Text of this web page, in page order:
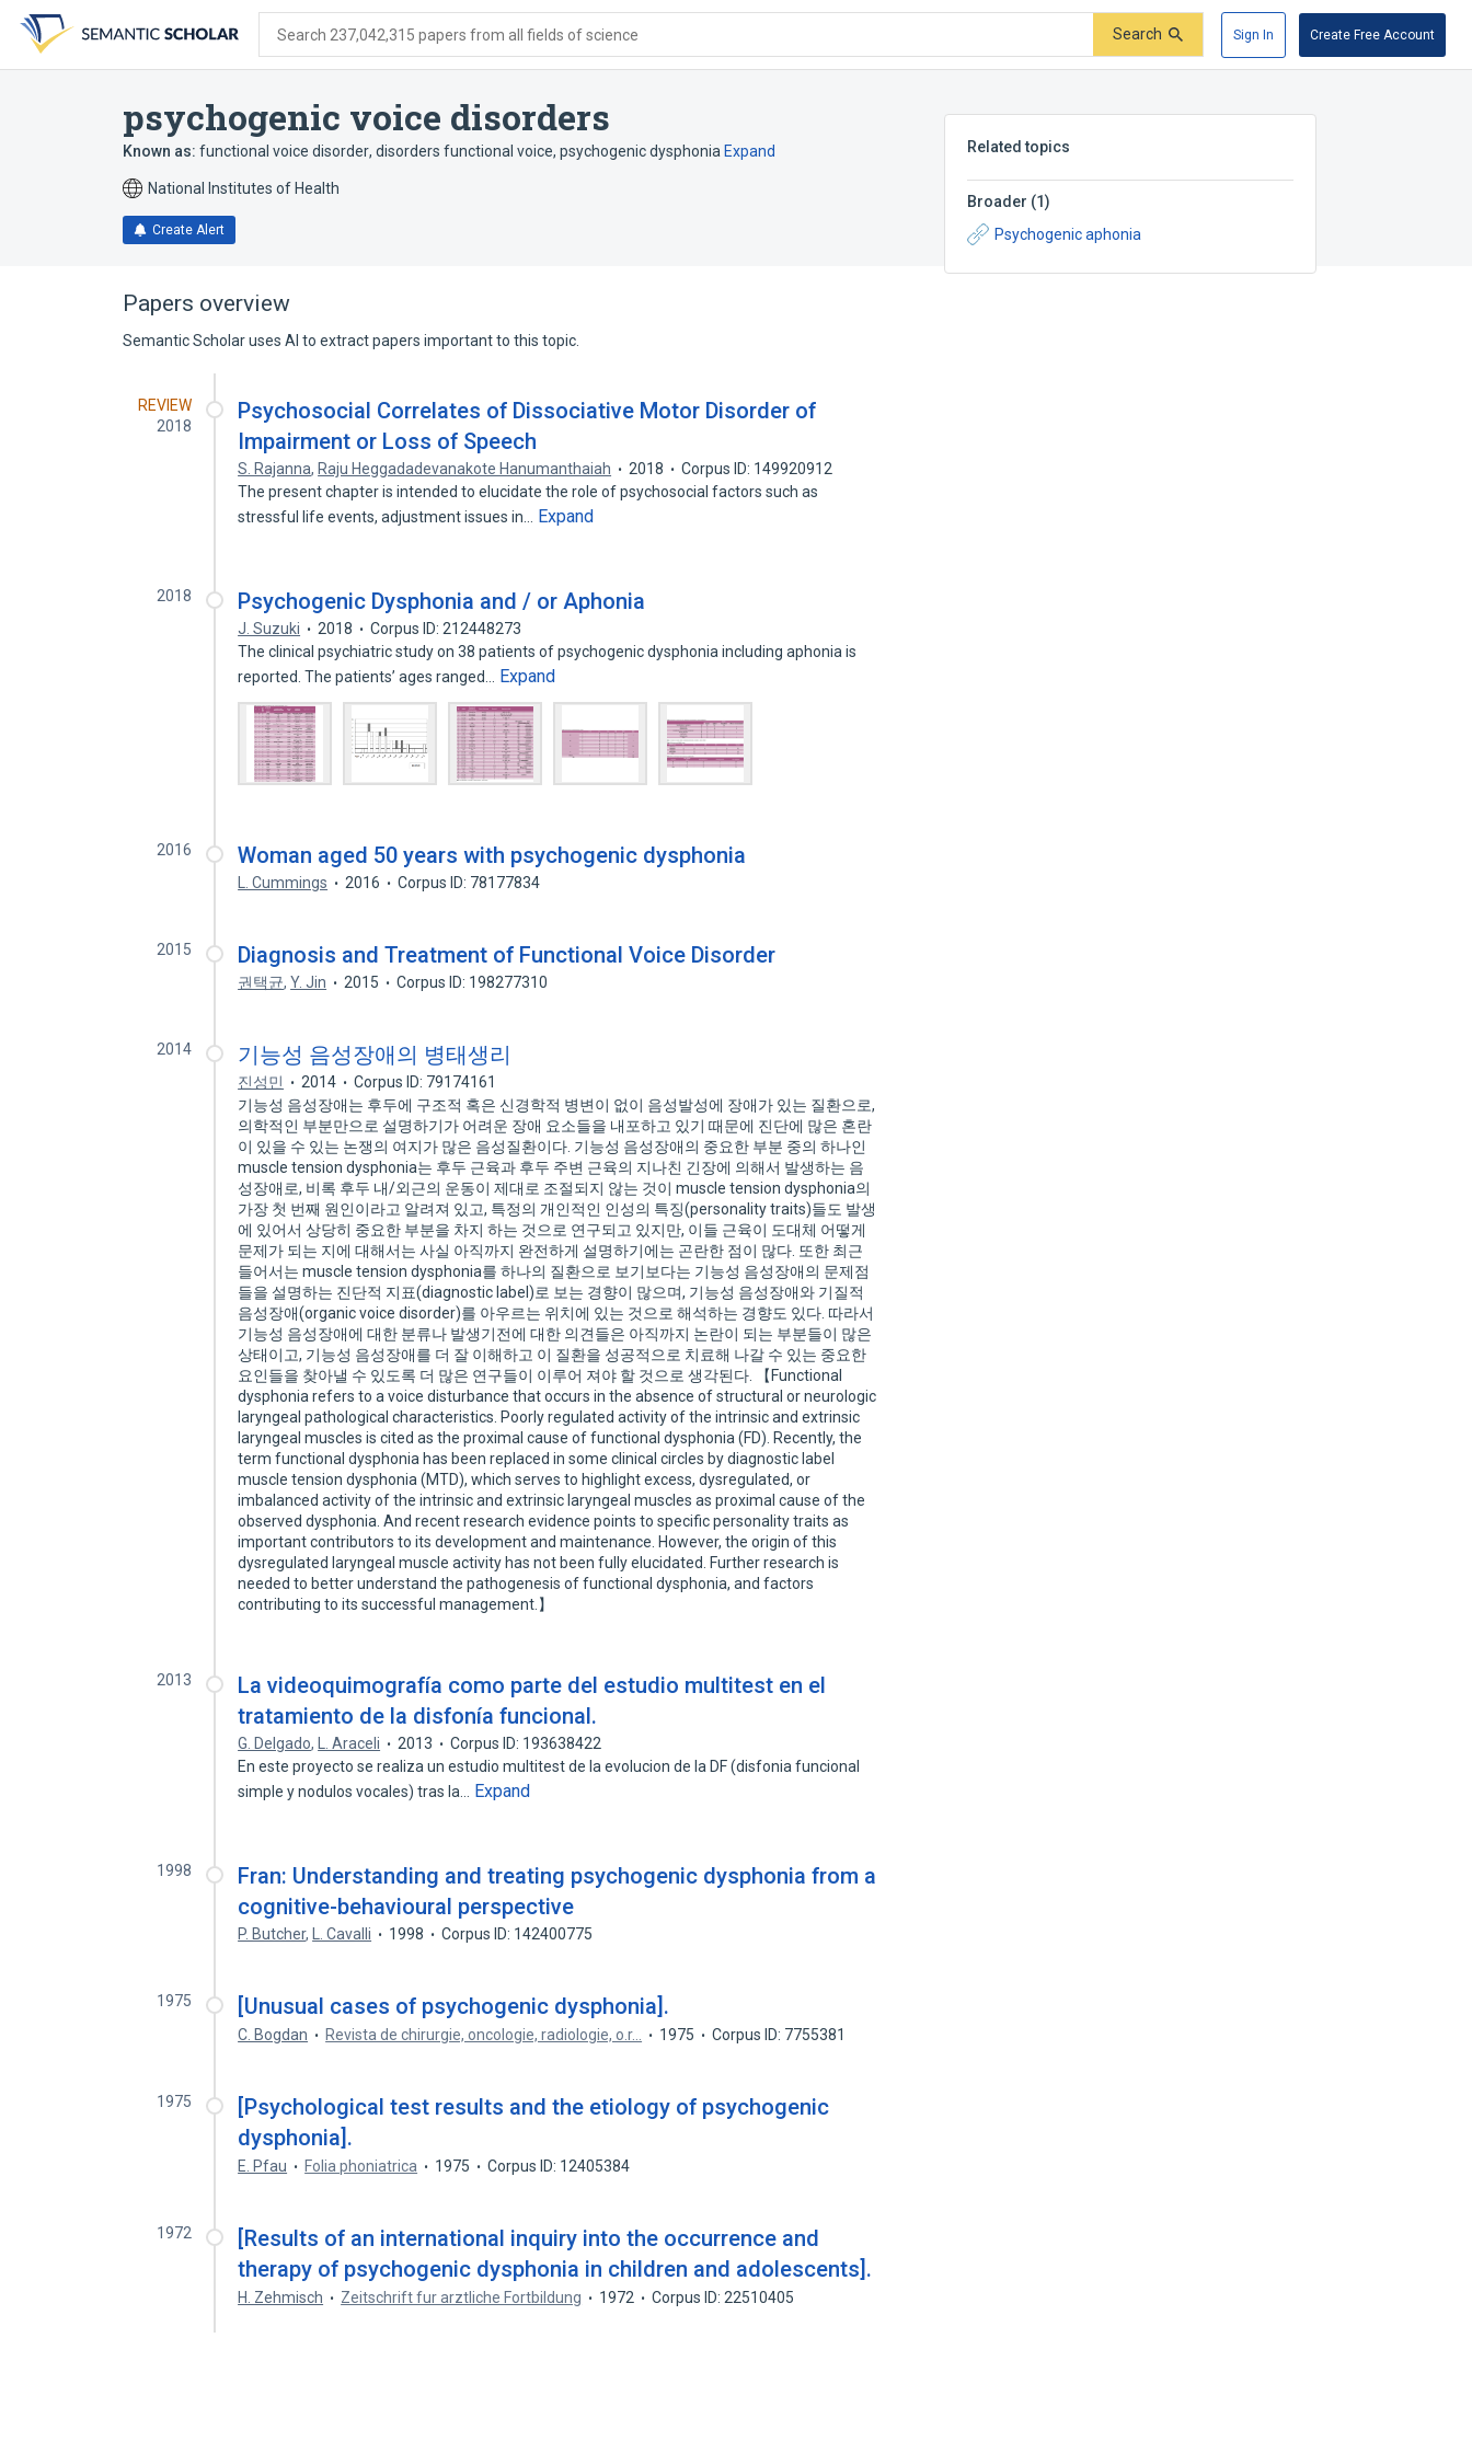
search
form
content
account
menu
Search 237,042,315 papers from all fields of science Search Sign In Create Free Account
psychogenic voice disorders
Known as: functional voice disorder, disorders functional voice, psychogenic dysphonia Expand
National Institutes of Health
Create Alert
Related topics
Broader (1)
Psychogenic aphonia
Papers overview
Semantic Scholar uses AI to extract papers important to this topic.
REVIEW
2018
Psychosocial Correlates of Dissociative Motor Disorder of
Impairment or Loss of Speech
S. Rajanna, Raju Heggadadevanakote Hanumanthaiah 2018
Corpus ID: 149920912
The present chapter is intended to elucidate the role of psychosocial factors such as
stressful life events, adjustment issues in…
Expand
2018 Psychogenic Dysphonia and / or Aphonia
J. Suzuki 2018
Corpus ID: 212448273
The clinical psychiatric study on 38 patients of psychogenic dysphonia including aphonia is
reported. The patients’ ages ranged…
Expand
2016 Woman aged 50 years with psychogenic dysphonia
L. Cummings 2016 Corpus ID: 78177834
2015 Diagnosis and Treatment of Functional Voice Disorder
권택균,Y. Jin 2015 Corpus ID: 198277310
2014 기능성 음성장애의 병태생리
진성민 2014
Corpus ID: 79174161
기능성 음성장애는 후두에 구조적 혹은 신경학적 병변이 없이 음성발성에 장애가 있는 질환으로,
의학적인 부분만으로 설명하기가 어려운 장애 요소들을 내포하고 있기 때문에 진단에 많은 혼란
이 있을 수 있는 논쟁의 여지가 많은 음성질환이다. 기능성 음성장애의 중요한 부분 중의 하나인
muscle tension dysphonia는 후두 근육과 후두 주변 근육의 지나친 긴장에 의해서 발생하는 음
성장애로, 비록 후두 내/외근의 운동이 제대로 조절되지 않는 것이 muscle tension dysphonia의
가장 첫 번째 원인이라고 알려져 있고, 특정의 개인적인 인성의 특징(personality traits)들도 발생
에 있어서 상당히 중요한 부분을 차지 하는 것으로 연구되고 있지만, 이들 근육이 도대체 어떻게
문제가 되는 지에 대해서는 사실 아직까지 완전하게 설명하기에는 곤란한 점이 많다. 또한 최근
들어서는 muscle tension dysphonia를 하나의 질환으로 보기보다는 기능성 음성장애의 문제점
들을 설명하는 진단적 지표(diagnostic label)로 보는 경향이 많으며, 기능성 음성장애와 기질적
음성장애(organic voice disorder)를 아우르는 위치에 있는 것으로 해석하는 경향도 있다. 따라서
기능성 음성장애에 대한 분류나 발생기전에 대한 의견들은 아직까지 논란이 되는 부분들이 많은
상태이고, 기능성 음성장애를 더 잘 이해하고 이 질환을 성공적으로 치료해 나갈 수 있는 중요한
요인들을 찾아낼 수 있도록 더 많은 연구들이 이루어 져야 할 것으로 생각된다. 【Functional
dysphonia refers to a voice disturbance that occurs in the absence of structural or neurologic
laryngeal pathological characteristics. Poorly regulated activity of the intrinsic and extrinsic
laryngeal muscles is cited as the proximal cause of functional dysphonia (FD). Recently, the
term functional dysphonia has been replaced in some clinical circles by diagnostic label
muscle tension dysphonia (MTD), which serves to highlight excess, dysregulated, or
imbalanced activity of the intrinsic and extrinsic laryngeal muscles as proximal cause of the
observed dysphonia. And recent research evidence points to specific personality traits as
important contributors to its development and maintenance. However, the origin of this
dysregulated laryngeal muscle activity has not been fully elucidated. Further research is
needed to better understand the pathogenesis of functional dysphonia, and factors
contributing to its successful management.】
2013
La videoquimografía como parte del estudio multitest en el
tratamiento de la disfonía funcional.
G. Delgado, L. Araceli 2013
Corpus ID: 193638422
En este proyecto se realiza un estudio multitest de la evolucion de la DF (disfonia funcional
simple y nodulos vocales) tras la…
Expand
1998
Fran: Understanding and treating psychogenic dysphonia from a
cognitive-behavioural perspective
P. Butcher, L. Cavalli 1998 Corpus ID: 142400775
1975 [Unusual cases of psychogenic dysphonia].
C. Bogdan Revista de chirurgie, oncologie, radiologie, o.r… 1975 Corpus ID: 7755381
1975
[Psychological test results and the etiology of psychogenic
dysphonia].
E. Pfau Folia phoniatrica 1975 Corpus ID: 12405384
1972
[Results of an international inquiry into the occurrence and
therapy of psychogenic dysphonia in children and adolescents].
H. Zehmisch Zeitschrift fur arztliche Fortbildung 1972 Corpus ID: 22510405